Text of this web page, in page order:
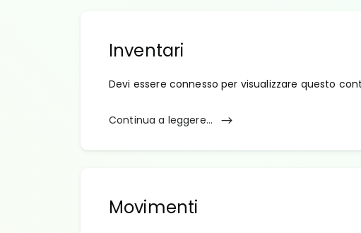
Inventari
Devi essere connesso per visualizzare questo
Continua a leggere...
Movimenti